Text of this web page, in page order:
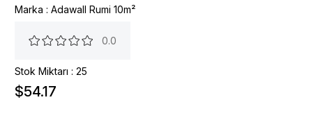
Marka : Adawall Rumi 10m²
0.0
Stok Miktarı : 25
$54.17